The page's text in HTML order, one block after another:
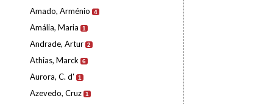
Amado, Arménio 4
Amália, Maria 1
Andrade, Artur 2
Athias, Marck 6
Aurora, C. d' 1
Azevedo, Cruz 1